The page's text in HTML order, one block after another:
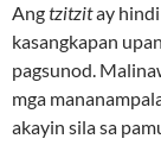
Angtzitzitay hindi
kasangkapan
pagsunod.
mga
akayin sila sa